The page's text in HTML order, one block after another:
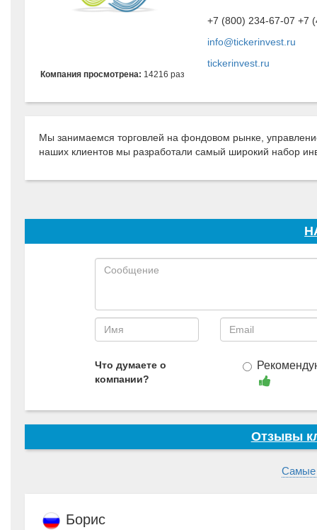
Компания просмотрена: 14216 раз
+7 (800) 234-67-07 +7
info@tickerinvest.ru
tickerinvest.ru
Мы занимаемся торговлей на фондовом рынке,
наших клиентов мы разработали самый широкий набор
Что думаете о
компании?
Отзывы
Самые
Борис